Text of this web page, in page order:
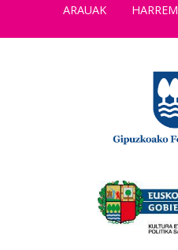
ARAUAK